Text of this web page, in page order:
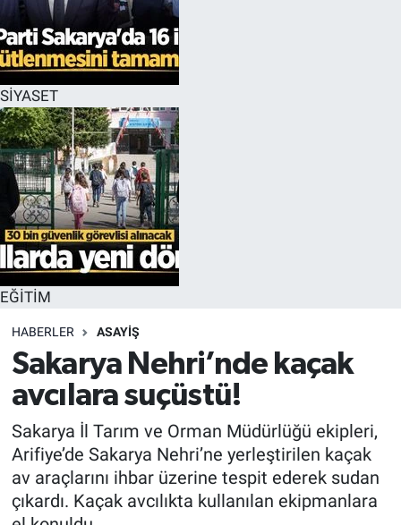
SİYASET
EĞİTİM
HABERLER ASAYİŞ
Sakarya Nehri’nde kaçak
avcılara suçüstü!
Sakarya İl Tarım ve Orman Müdürlüğü ekipleri,
Arifiye’de Sakarya Nehri’ne yerleştirilen kaçak
av araçlarını ihbar üzerine tespit ederek sudan
çıkardı. Kaçak avcılıkta kullanılan ekipmanlara
EĞİTİM
ÖZEL HABER
HALK54 PANORAMA